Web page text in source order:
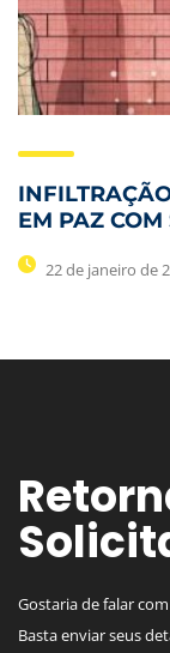
EM PAZ
22 de janeiro de
Gostaria de falar
Basta enviar seus